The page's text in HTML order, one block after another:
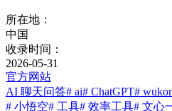
所在地：
中国
收录时间：
2026-05-31
官方网站
AI 聊天问答# ai# ChatGPT#
# 小悟空# 工具# 效率工具# 文心